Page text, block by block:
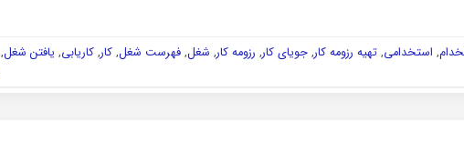
, استخدامی,تهیه رزومه کار,جویای کار, رزومه کار, شغل,فهرست شغل,کار,کاریابی, یافتن شغل,